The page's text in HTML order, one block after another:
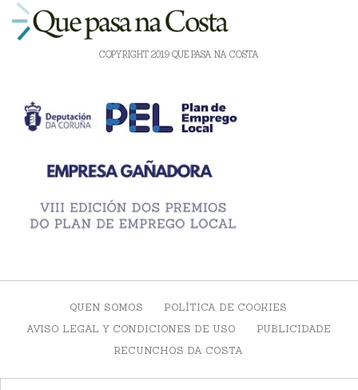
COPYRIGHT 2019 QUE PASA NA COSTA
QUEN SOMOS
POLÍTICA DE COOKIES
AVISO LEGAL Y CONDICIONES DE USO
PUBLICIDADE
RECUNCHOS DA COSTA